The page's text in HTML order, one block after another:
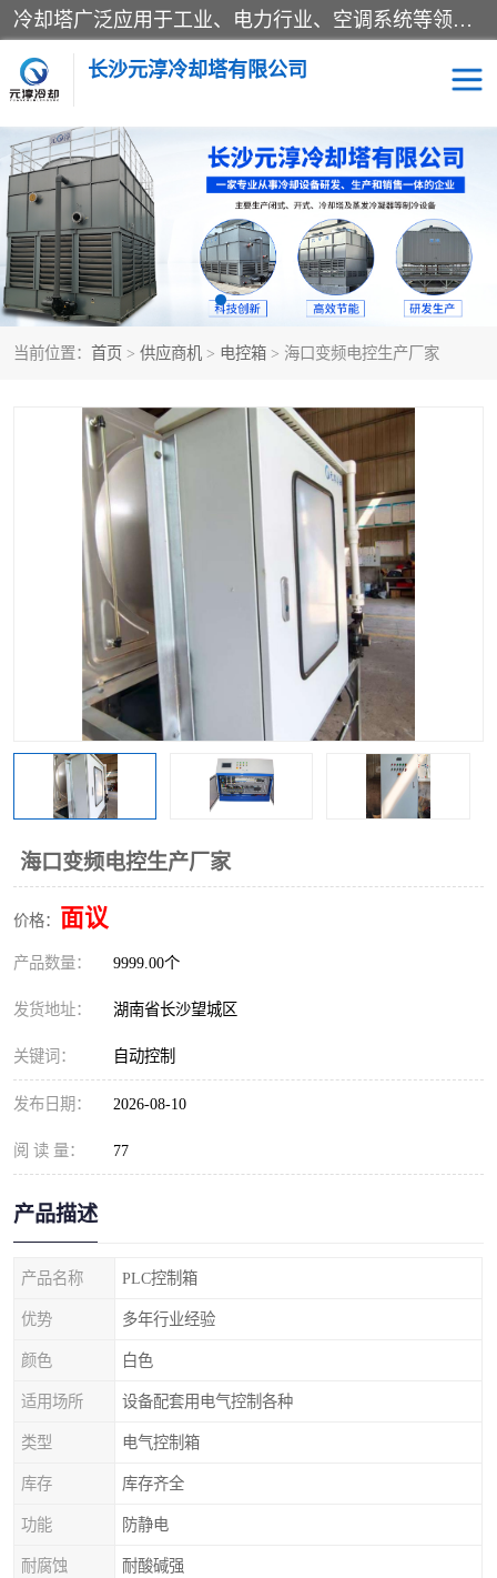
冷却塔广泛应用于工业、电力行业、空调系统等领域。在电力行业中，用于冷却发电机组的循环水；在工业生产中，如化工、冶金等行业，可降低生产过程中产生的热量；在空调系统中，为空调设备提供冷却水源
长沙元淳冷却塔有限公司
当前位置： 首页 > 供应商机 > 电控箱 > 海口变频电控生产厂家
海口变频电控生产厂家
价格： 面议
产品数量： 9999.00个
发货地址： 湖南省长沙望城区
关键词： 自动控制
发布日期： 2026-08-10
阅 读 量： 77
产品描述
产品名称 PLC控制箱
优势 多年行业经验
颜色 白色
适用场所 设备配套用电气控制各种
类型 电气控制箱
库存 库存齐全
功能 防静电
耐腐蚀 耐酸碱强
方形开式冷却塔 圆形冷却塔
闭式冷却塔 水箱
电控箱 水泵
板式换热器